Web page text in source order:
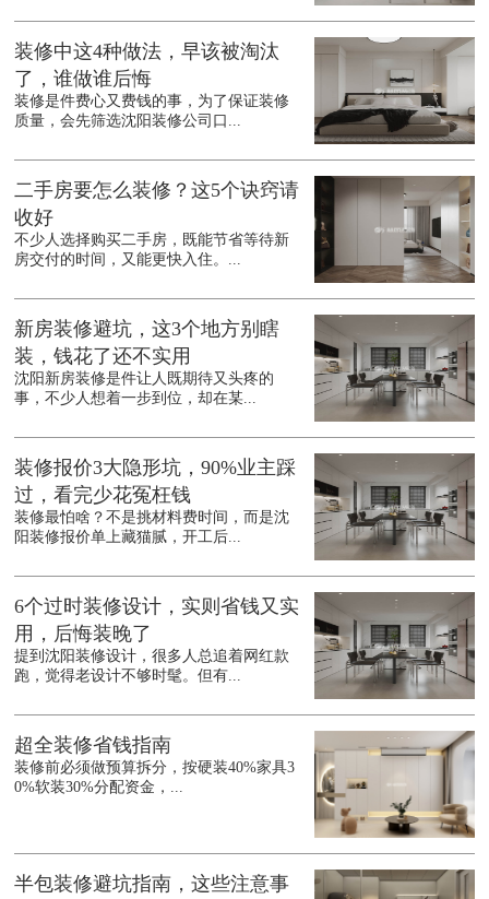
装修中这4种做法，早该被淘汰
了，谁做谁后悔
装修是件费心又费钱的事，为了保证装修
质量，会先筛选沈阳装修公司口...
二手房要怎么装修？这5个诀窍请
收好
不少人选择购买二手房，既能节省等待新
房交付的时间，又能更快入住。...
新房装修避坑，这3个地方别瞎
装，钱花了还不实用
沈阳新房装修是件让人既期待又头疼的
事，不少人想着一步到位，却在某...
装修报价3大隐形坑，90%业主踩
过，看完少花冤枉钱
装修最怕啥？不是挑材料费时间，而是沈
阳装修报价单上藏猫腻，开工后...
6个过时装修设计，实则省钱又实
用，后悔装晚了
提到沈阳装修设计，很多人总追着网红款
跑，觉得老设计不够时髦。但有...
超全装修省钱指南
装修前必须做预算拆分，按硬装40%家具3
0%软装30%分配资金，...
半包装修避坑指南，这些注意事